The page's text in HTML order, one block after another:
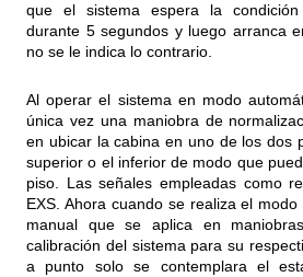
que el sistema espera la
durante 5 segundos y luego arranca
no se le indica lo contrario.
Al operar el sistema en modo
única vez una maniobra de
en ubicar la cabina en uno de los dos
superior o el inferior de modo que
piso. Las señales empleadas como
EXS. Ahora cuando se realiza el
manual que se aplica en
calibración del sistema para su
a punto solo se contemplara el